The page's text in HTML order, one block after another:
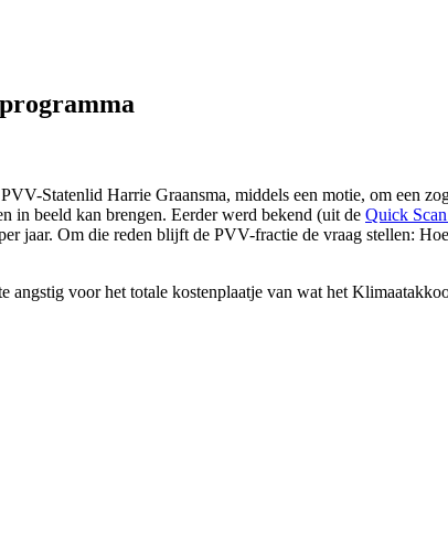
Statenlid Harrie Graansma, middels een motie, om een
in beeld kan brengen. Eerder werd bekend (uit de Quick
jaar. Om die reden blijft de PVV-fractie de vraag stellen:
voor het totale kostenplaatje van wat het